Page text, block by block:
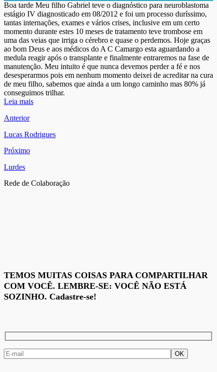
Boa tarde Meu filho Gabriel teve o diagnóstico para neuroblastoma
estágio IV diagnosticado em 08/2012 e foi um processo duríssimo,
tantas internações, exames e vários crises, inclusive em um certo
momento durante estes 10 meses de tratamento teve trombose em
uma das veias que irriga o cérebro e quase o perdemos. Hoje graças
ao bom Deus e aos médicos do A C Camargo esta aguardando a
medula reagir após o transplante e finalmente entraremos na fase de
manutenção. Meu intuito é que nunca devemos perder a fé e nos
desesperarmos pois em nenhum momento deixei de acreditar na cura
de meu filho, sabemos que ainda a um longo caminho mas 80% já
conseguimos trilhar.
Leia mais
Anterior
Lucas Rodrigues
Próximo
Lurdes
Rede de Colaboração
TEMOS MUITAS COISAS PARA COMPARTILHAR
COM VOCÊ. LEMBRE-SE: VOCÊ NÃO ESTÁ
SOZINHO. Cadastre-se!